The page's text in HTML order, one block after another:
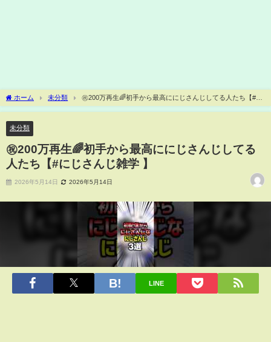
ホーム 未分類
㊗️200万再生🌈初手から最高ににじさんじしてる人たち【#に
じさんじ雑学 】
未分類
㊗️200万再生🌈初手から最高ににじさんじしてる
人たち【#にじさんじ雑学 】
2026年5月14日 2026年5月14日
LINE